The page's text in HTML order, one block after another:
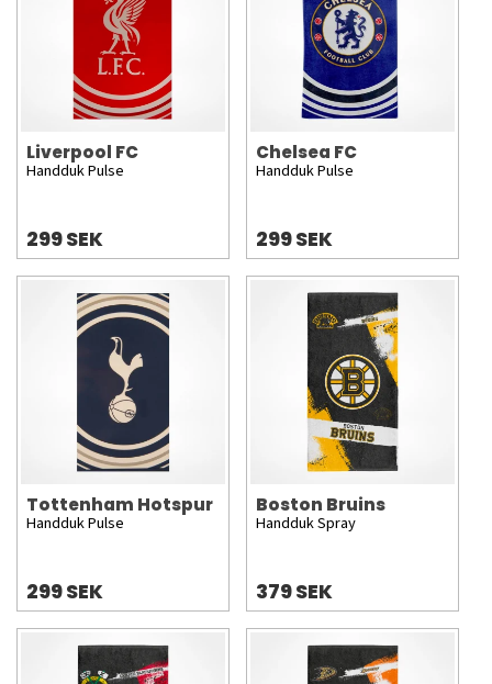
Liverpool FC
Handduk Pulse
299 SEK
Chelsea FC
Handduk Pulse
299 SEK
Tottenham Hotspur
Handduk Pulse
299 SEK
Boston Bruins
Handduk Spray
379 SEK